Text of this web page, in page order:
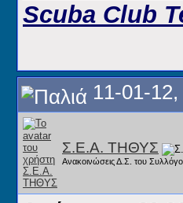
Scuba Club
11-01-
Σ.Ε.Α. ΤΗΘΥΣ
Ανακοινώσεις Δ.Σ. του